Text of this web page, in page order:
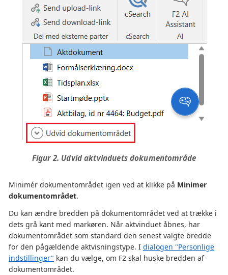
Figur 2. Udvid aktvinduets dokumentområde
Minimér dokumentområdet igen ved at klikke på Minimer
dokumentområdet.
Du kan ændre bredden på dokumentområdet ved at trække i
dets grå kant med markøren. Når aktvinduet åbnes, har
dokumentområdet som standard den senest valgte bredde
for den pågældende aktvisningstype. I dialogen "Personlige
indstillinger" kan du vælge, om F2 skal huske bredden af
dokumentområdet.